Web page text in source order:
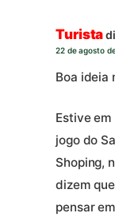
Turista
22 de agosto
Boa ideia
Estive
jogo do
Shoping,
dizem
pensar